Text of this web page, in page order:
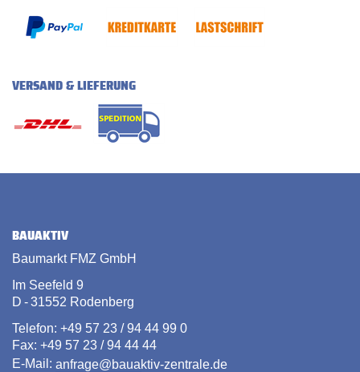
VERSAND & LIEFERUNG
BAUAKTIV
Baumarkt FMZ GmbH
Im Seefeld 9
D - 31552 Rodenberg
Telefon: +49 57 23 / 94 44 99 0
Fax: +49 57 23 / 94 44 44
E-Mail: anfrage@bauaktiv-zentrale.de